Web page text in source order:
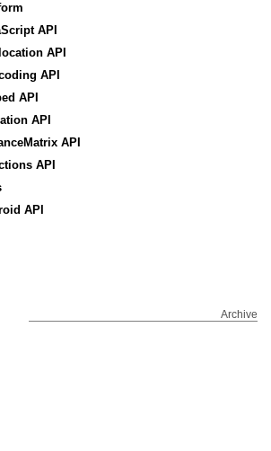
API
API
API
API
API
API
API
API
Archive